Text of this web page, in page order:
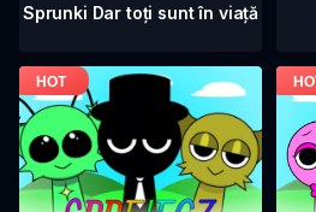
Sprunki Dar toți sunt în viață